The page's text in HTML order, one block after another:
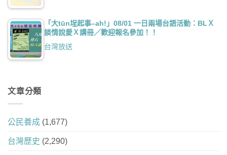
「大tūn埕起事–ah!」08/01 一日兩場台語活動：BLＸ
談情說愛Ｘ講冊／歡迎報名參加！！
台灣放送
文章分類
公民養成 (1,677)
台灣歷史 (2,290)